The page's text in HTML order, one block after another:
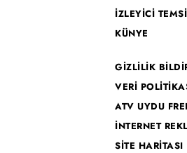
İZLEYİCİ
KÜNYE
GİZLİLİK
VERİ
ATV UYDU
İNTERNET
SİTE HARİTASI